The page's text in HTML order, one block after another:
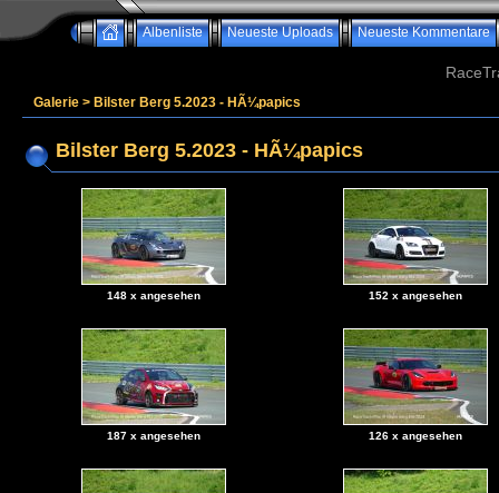
Albenliste Neueste Uploads Neueste Kommentare
Galerie > Bilster Berg 5.2023 - HÃ¼papics
Bilster Berg 5.2023 - HÃ¼papics
148 x angesehen 152 x angesehen
187 x angesehen 126 x angesehen